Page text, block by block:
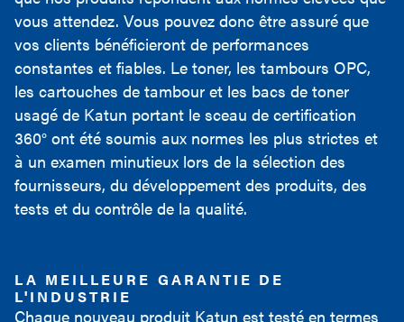
vous attendez. Vous pouvez donc être assuré que
vos clients bénéficieront de performances
constantes et fiables. Le toner, les tambours OPC,
les cartouches de tambour et les bacs de toner
usagé de Katun portant le sceau de certification
360° ont été soumis aux normes les plus strictes et
à un examen minutieux lors de la sélection des
fournisseurs, du développement des produits, des
tests et du contrôle de la qualité.
LA MEILLEURE GARANTIE DE
L'INDUSTRIE
Chaque nouveau produit Katun est testé en termes